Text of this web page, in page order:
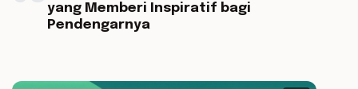
yang Memberi Inspiratif bagi
Pendengarnya